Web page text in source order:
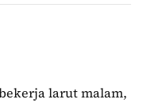
larut malam,